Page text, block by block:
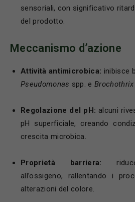
sensoriali, con significativo
del prodotto.
Meccanismo d’azione
Attività antimicrobica: inibisce
Pseudomonas spp. e
Regolazione del pH: alcuni
pH superficiale, creando
crescita microbica.
Proprietà barriera:
all’ossigeno, rallentando i
alterazioni del colore.